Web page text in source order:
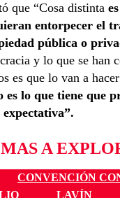
que “Cosa distinta
entorpecer el
pública o
y lo que se han
es que lo van a
es lo que tiene que
expectativa”.
A
CONVENCIÓN
LAVÍN